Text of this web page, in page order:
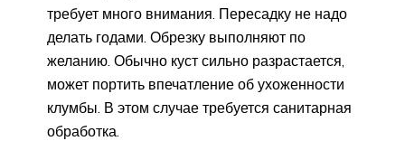
требует много внимания. Пересадку не надо
делать годами. Обрезку выполняют по
желанию. Обычно куст сильно разрастается,
может портить впечатление об ухоженности
клумбы. В этом случае требуется санитарная
обработка.